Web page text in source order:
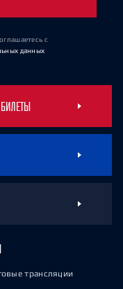
с
данных
БИЛЕТЫ
трансляции